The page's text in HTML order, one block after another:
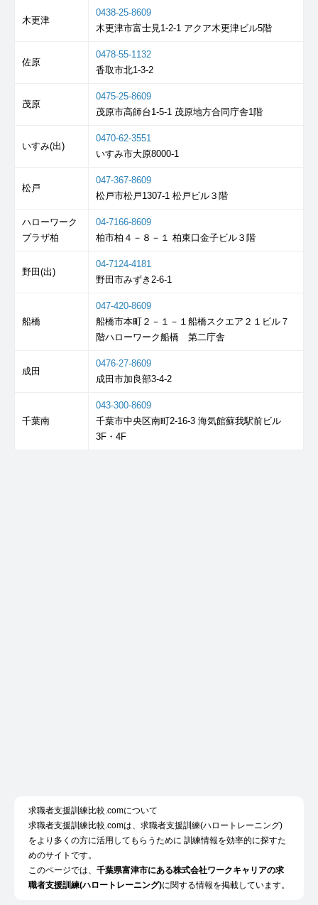
木更津
0438-25-8609
木更津市富士見1-2-1 アクア木更津ビル5階
佐原
0478-55-1132
香取市北1-3-2
茂原
0475-25-8609
茂原市高師台1-5-1 茂原地方合同庁舎1階
いすみ(出)
0470-62-3551
いすみ市大原8000-1
松戸
047-367-8609
松戸市松戸1307-1 松戸ビル３階
ハローワーク
プラザ柏
04-7166-8609
柏市柏４－８－１ 柏東口金子ビル３階
野田(出)
04-7124-4181
野田市みずき2-6-1
船橋
047-420-8609
船橋市本町２－１－１船橋スクエア２１ビル７
階ハローワーク船橋 第二庁舎
成田
0476-27-8609
成田市加良部3-4-2
千葉南
043-300-8609
千葉市中央区南町2-16-3 海気館蘇我駅前ビル
3F・4F
求職者支援訓練比較.comについて
求職者支援訓練比較.comは、求職者支援訓練(ハロートレーニング)
をより多くの方に活用してもらうために 訓練情報を効率的に探すた
めのサイトです。
このページでは、 千葉県富津市にある株式会社ワークキャリアの求
職者支援訓練(ハロートレーニング)に関する情報を掲載しています。